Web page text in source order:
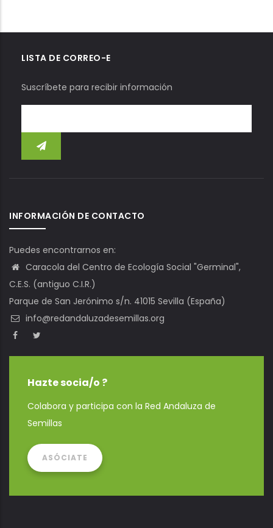
LISTA DE CORREO-E
Suscríbete para recibir información
INFORMACIÓN DE CONTACTO
Puedes encontrarnos en:
Caracola del Centro de Ecología Social "Germinal",
C.E.S. (antiguo C.I.R.)
Parque de San Jerónimo s/n. 41015 Sevilla (España)
info@redandaluzadesemillas.org
Hazte socia/o ?
Colabora y participa con la Red Andaluza de
Semillas
ASÓCIATE